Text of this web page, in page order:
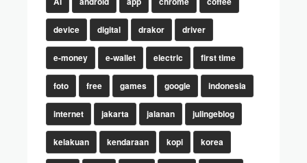
device digital drakor driver
e-money e-wallet electric first time
foto free games google indonesia
internet jakarta jalanan julingeblog
kelakuan kendaraan kopi korea